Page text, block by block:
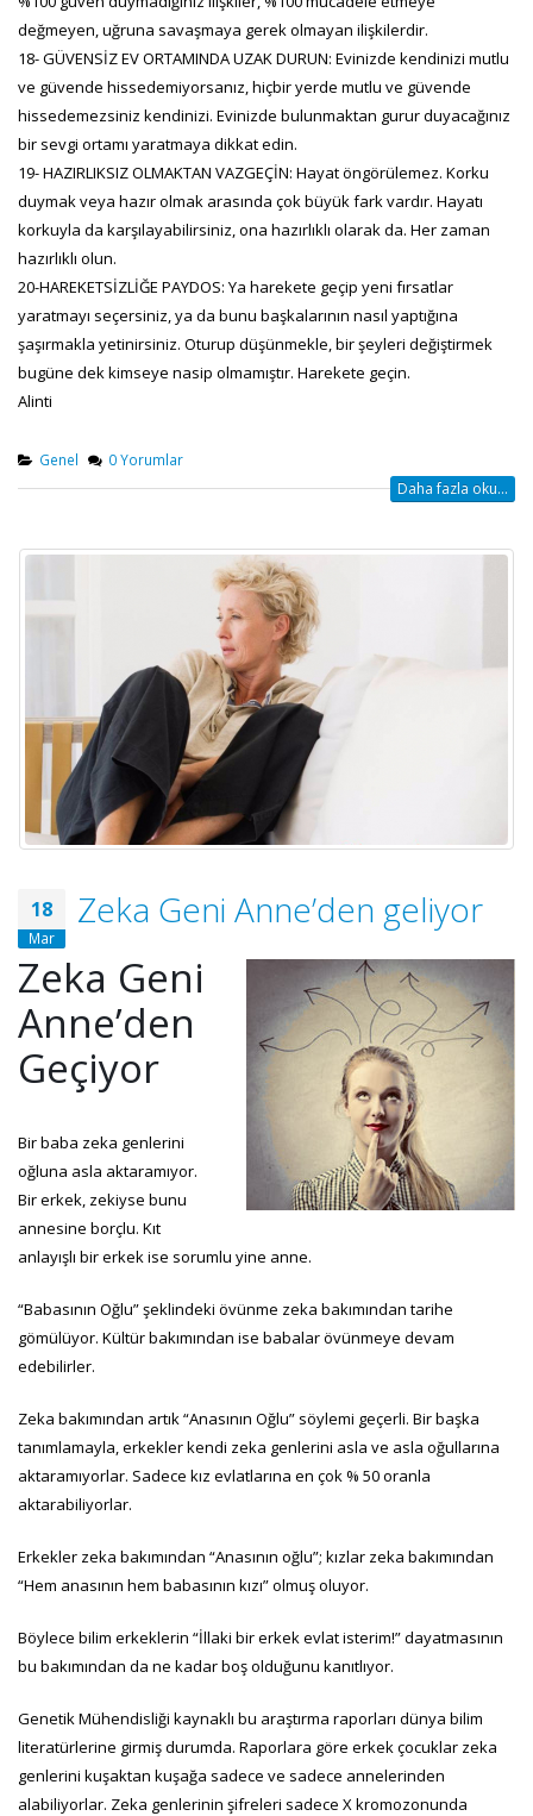
değmeyen, uğruna savaşmaya gerek olmayan ilişkilerdir.
18- GÜVENSİZ EV ORTAMINDA UZAK DURUN: Evinizde kendinizi mutlu
ve güvende hissedemiyorsanız, hiçbir yerde mutlu ve güvende
hissedemezsiniz kendinizi. Evinizde bulunmaktan gurur duyacağınız
bir sevgi ortamı yaratmaya dikkat edin.
19- HAZIRLIKSIZ OLMAKTAN VAZGEÇİN: Hayat öngörülemez. Korku
duymak veya hazır olmak arasında çok büyük fark vardır. Hayatı
korkuyla da karşılayabilirsiniz, ona hazırlıklı olarak da. Her zaman
hazırlıklı olun.
20-HAREKETSİZLİĞE PAYDOS: Ya harekete geçip yeni fırsatlar
yaratmayı seçersiniz, ya da bunu başkalarının nasıl yaptığına
şaşırmakla yetinirsiniz. Oturup düşünmekle, bir şeyleri değiştirmek
bugüne dek kimseye nasip olmamıştır. Harekete geçin.
Alinti
Genel 0 Yorumlar
Daha fazla oku...
18
Mar
Zeka Geni Anne’den geliyor
Zeka Geni
Anne’den
Geçiyor
Bir baba zeka genlerini
oğluna asla aktaramıyor.
Bir erkek, zekiyse bunu
annesine borçlu. Kıt
anlayışlı bir erkek ise sorumlu yine anne.
“Babasının Oğlu” şeklindeki övünme zeka bakımından tarihe
gömülüyor. Kültür bakımından ise babalar övünmeye devam
edebilirler.
Zeka bakımından artık “Anasının Oğlu” söylemi geçerli. Bir başka
tanımlamayla, erkekler kendi zeka genlerini asla ve asla oğullarına
aktaramıyorlar. Sadece kız evlatlarına en çok % 50 oranla
aktarabiliyorlar.
Erkekler zeka bakımından “Anasının oğlu”; kızlar zeka bakımından
“Hem anasının hem babasının kızı” olmuş oluyor.
Böylece bilim erkeklerin “İllaki bir erkek evlat isterim!” dayatmasının
bu bakımından da ne kadar boş olduğunu kanıtlıyor.
Genetik Mühendisliği kaynaklı bu araştırma raporları dünya bilim
literatürlerine girmiş durumda. Raporlara göre erkek çocuklar zeka
genlerini kuşaktan kuşağa sadece ve sadece annelerinden
alabiliyorlar. Zeka genlerinin şifreleri sadece X kromozonunda